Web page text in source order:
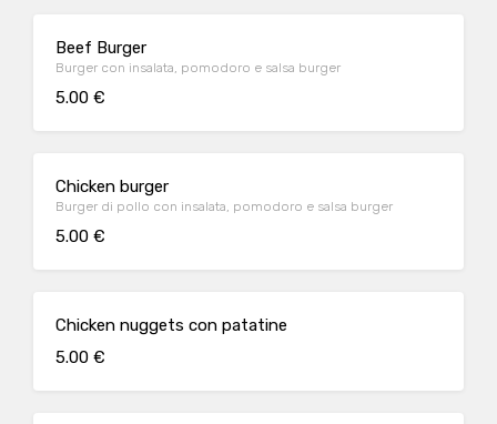
Beef Burger
Burger con insalata, pomodoro e salsa burger
5.00 €
Chicken burger
Burger di pollo con insalata, pomodoro e salsa burger
5.00 €
Chicken nuggets con patatine
5.00 €